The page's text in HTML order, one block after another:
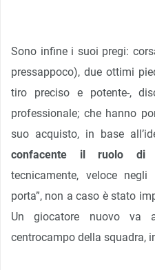
Sono infine i suoi pregi:
pressappoco), due ottimi
tiro preciso e potente-,
professionale; che hanno
suo acquisto, in base
confacente il ruolo di
tecnicamente, veloce
porta”, non a caso è stato
Un giocatore nuovo va
centrocampo della squadra,